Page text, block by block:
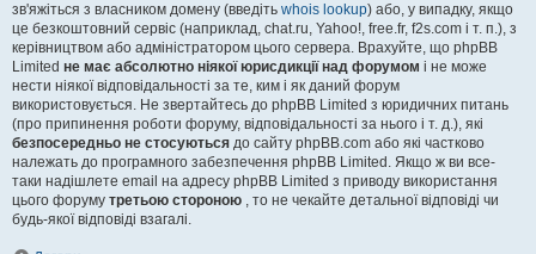
зв'яжіться з власником домену (введіть whois lookup) або, у випадку, якщо
це безкоштовний сервіс (наприклад, chat.ru, Yahoo!, free.fr, f2s.com і т. п.), з
керівництвом або адміністратором цього сервера. Врахуйте, що phpBB
Limited не має абсолютно ніякої юрисдикції над форумом і не може
нести ніякої відповідальності за те, ким і як даний форум
використовується. Не звертайтесь до phpBB Limited з юридичних питань
(про припинення роботи форуму, відповідальності за нього і т. д.), які
безпосередньо не стосуються до сайту phpBB.com або які частково
належать до програмного забезпечення phpBB Limited. Якщо ж ви все-
таки надішлете email на адресу phpBB Limited з приводу використання
цього форуму третьою стороною , то не чекайте детальної відповіді чи
будь-якої відповіді взагалі.